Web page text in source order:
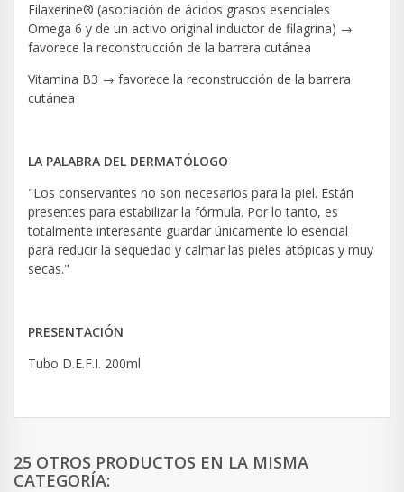
Filaxerine® (asociación de ácidos grasos esenciales
Omega 6 y de un activo original inductor de filagrina) →
favorece la reconstrucción de la barrera cutánea
Vitamina B3 → favorece la reconstrucción de la barrera
cutánea
LA PALABRA DEL DERMATÓLOGO
"Los conservantes no son necesarios para la piel. Están
presentes para estabilizar la fórmula. Por lo tanto, es
totalmente interesante guardar únicamente lo esencial
para reducir la sequedad y calmar las pieles atópicas y muy
secas."
PRESENTACIÓN
Tubo D.E.F.I. 200ml
25 OTROS PRODUCTOS EN LA MISMA
CATEGORÍA: